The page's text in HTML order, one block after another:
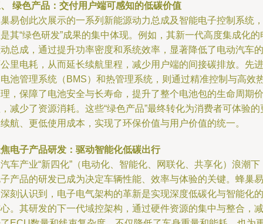
绿色产品：交付用户端可感知的低碳价值
易创此次展示的一系列新能源动力总成及智能电子控制系统，
其“绿色研发”成果的集中体现。例如，其新一代高度集成化的
总成，通过提升功率密度和系统效率，显著降低了电动汽车的
里电耗，从而延长续航里程，减少用户端的间接碳排放。先进
池管理系统（BMS）和热管理系统，则通过精准控制与高效
，保障了电池安全与长寿命，提升了整个电池包的生命周期价
减少了资源消耗。这些“绿色产品”最终转化为消费者可体验的
航、更低使用成本，实现了环保价值与用户价值的统一。
电子产品研发：驱动智能化低碳出行
车产业“新四化”（电动化、智能化、网联化、共享化）浪潮下
产品的研发已成为决定车辆性能、效率与体验的关键。蜂巢易
刻认识到，电子电气架构的革新是实现深度低碳化与智能化的
。其研发的下一代域控架构，通过硬件资源的集中与整合，减